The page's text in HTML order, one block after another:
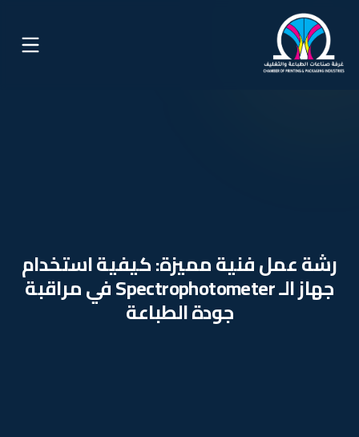
رشة عمل فنية مميزة: كيفية استخدام
جهاز الـ Spectrophotometer في مراقبة
جودة الطباعة